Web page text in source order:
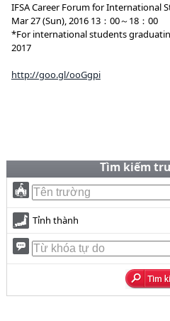
IFSA Career Forum for International
Mar 27 (Sun), 2016 13：00～18：00
*For international students
2017
http://goo.gl/ooGgpi
Tìm kiếm
Tỉnh thành